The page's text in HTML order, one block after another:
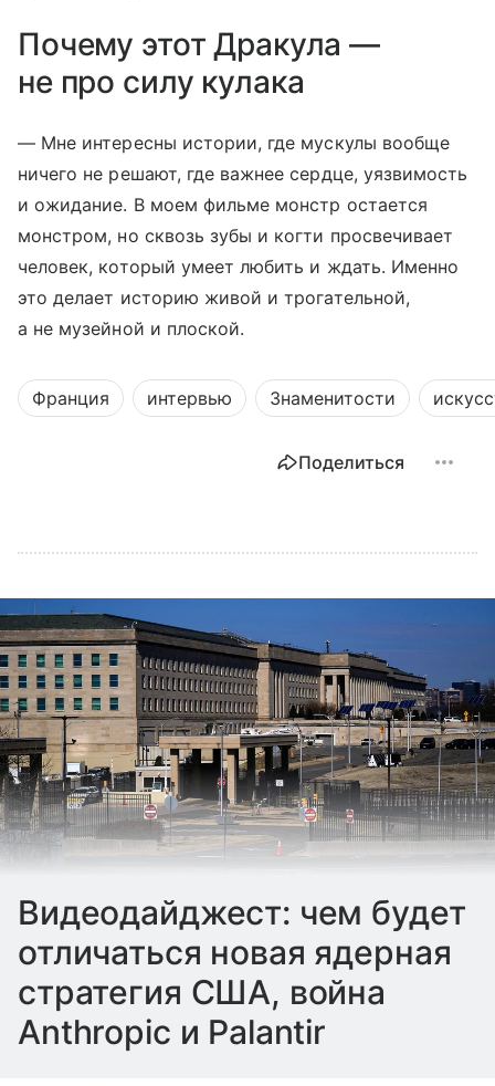
Почему этот Дракула —
не про силу кулака
— Мне интересны истории, где мускулы вообще
ничего не решают, где важнее сердце, уязвимость
и ожидание. В моем фильме монстр остается
монстром, но сквозь зубы и когти просвечивает
человек, который умеет любить и ждать. Именно
это делает историю живой и трогательной,
а не музейной и плоской.
Франция интервью Знаменитости
Поделиться
Видеодайджест: чем будет
отличаться новая ядерная
стратегия США, война
Anthropic и Palantir